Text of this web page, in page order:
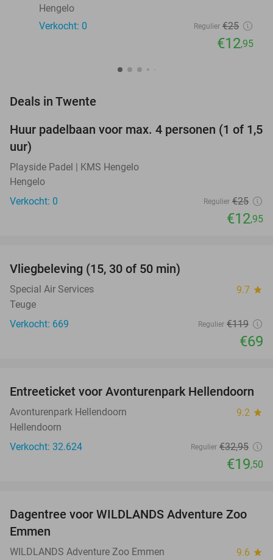
Hengelo
Verkocht: 0
Regulier €25
€12,95
Deals in Twente
48%
NEW
TODAY
Huur padelbaan voor max. 4 personen (1 of 1,5
uur)
Playside Padel | KMS Hengelo
Hengelo
Verkocht: 0
Regulier €25
€12,95
Vliegbeleving (15, 30 of 50 min)
Special Air Services 9.7 star
Teuge
Verkocht: 669
Regulier €119
€69
41%
Entreeticket voor Avonturenpark Hellendoorn
Avonturenpark Hellendoorn 9.2 star
Hellendoorn
Verkocht: 32.624
Regulier €32,95
€19,50
24%
Dagentree voor WILDLANDS Adventure Zoo
Emmen
WILDLANDS Adventure Zoo Emmen 9.6 star